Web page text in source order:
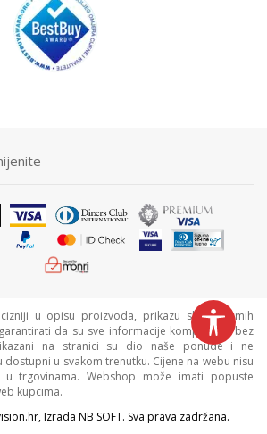
u opisu proizvoda, prikazu slika i samih
da su sve informacije kompletne i bez
na stranici su dio naše ponude i ne
u svakom trenutku. Cijene na webu nisu
trgovinama. Webshop može imati popuste
kupcima.
, Izrada NB SOFT. Sva prava zadržana.